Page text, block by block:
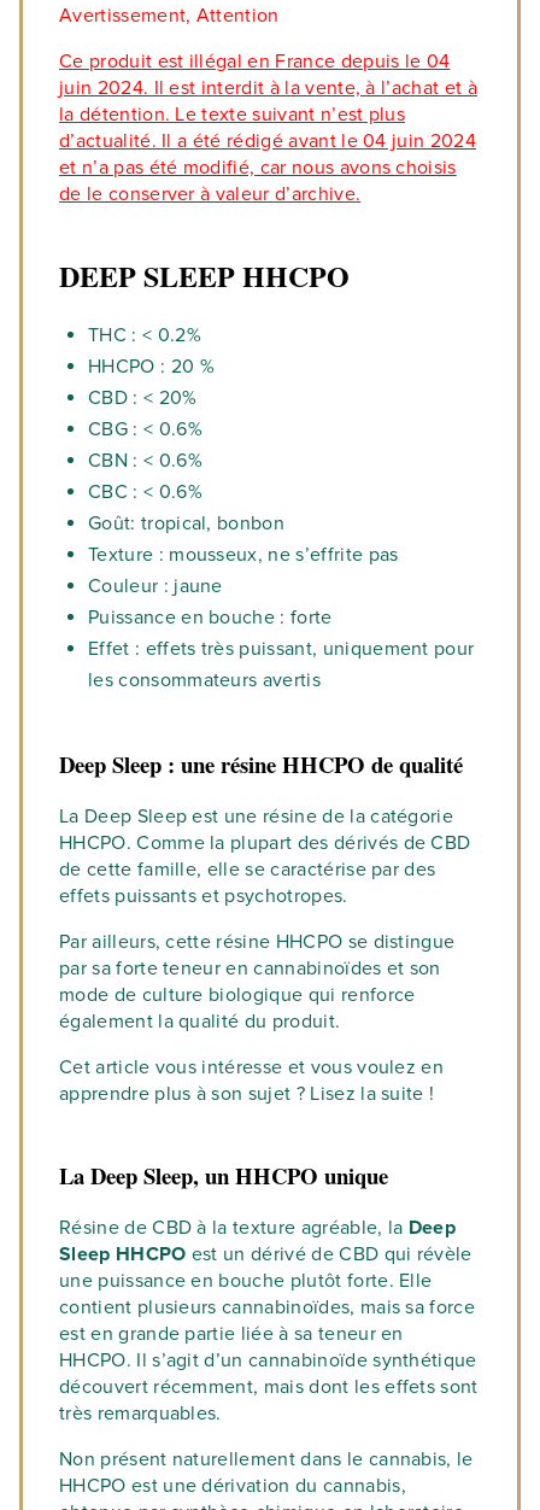
Avertissement, Attention
Ce produit est illégal en France depuis le 04
juin 2024. Il est interdit à la vente, à l’achat et à
la détention. Le texte suivant n’est plus
d’actualité. Il a été rédigé avant le 04 juin 2024
et n’a pas été modifié, car nous avons choisis
de le conserver à valeur d’archive.
DEEP SLEEP HHCPO
THC : < 0.2%
HHCPO : 20 %
CBD : < 20%
CBG : < 0.6%
CBN : < 0.6%
CBC : < 0.6%
Goût: tropical, bonbon
Texture : mousseux, ne s’effrite pas
Couleur : jaune
Puissance en bouche : forte
Effet : effets très puissant, uniquement pour
les consommateurs avertis
Deep Sleep : une résine HHCPO de qualité
La Deep Sleep est une résine de la catégorie
HHCPO. Comme la plupart des dérivés de CBD
de cette famille, elle se caractérise par des
effets puissants et psychotropes.
Par ailleurs, cette résine HHCPO se distingue
par sa forte teneur en cannabinoïdes et son
mode de culture biologique qui renforce
également la qualité du produit.
Cet article vous intéresse et vous voulez en
apprendre plus à son sujet ? Lisez la suite !
La Deep Sleep, un HHCPO unique
Résine de CBD à la texture agréable, la Deep
Sleep HHCPO est un dérivé de CBD qui révèle
une puissance en bouche plutôt forte. Elle
contient plusieurs cannabinoïdes, mais sa force
est en grande partie liée à sa teneur en
HHCPO. Il s’agit d’un cannabinoïde synthétique
découvert récemment, mais dont les effets sont
très remarquables.
Non présent naturellement dans le cannabis, le
HHCPO est une dérivation du cannabis,